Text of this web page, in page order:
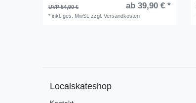
UVP 54,90 € ab 39,90 € *
*inkl. ges. MwSt. zzgl.Versandkosten
Localskateshop